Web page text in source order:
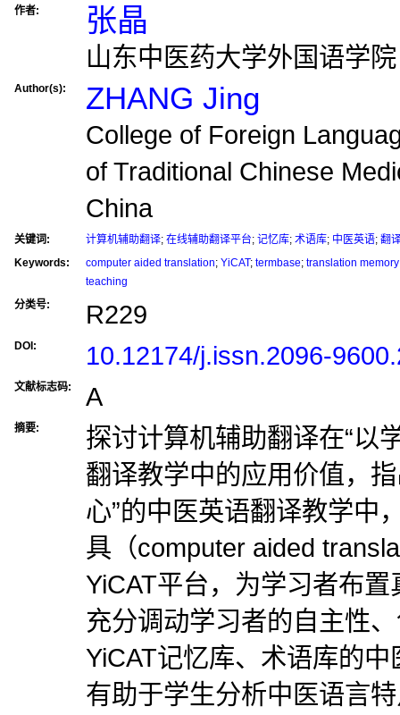
作者: 张晶
山东中医药大学外国语学
Author(s): ZHANG Jing
College of Foreign
of Traditional Chinese
China
关键词: 计算机辅助翻译; 在线辅助翻译平台; 记忆库; 术语库; 中医英语; 翻
Keywords:
computer aided translation; YiCAT; termbase; translation memory
teaching
分类号:
R229
DOI: 10.12174/j.issn.2096-
文献标志码: A
摘要:
探讨计算机辅助翻译在“以
翻译教学中的应用价值，
心”的中医英语翻译教学中
具（computer aided
YiCAT平台，为学习者布
充分调动学习者的自主性
YiCAT记忆库、术语库的
有助于学生分析中医语言